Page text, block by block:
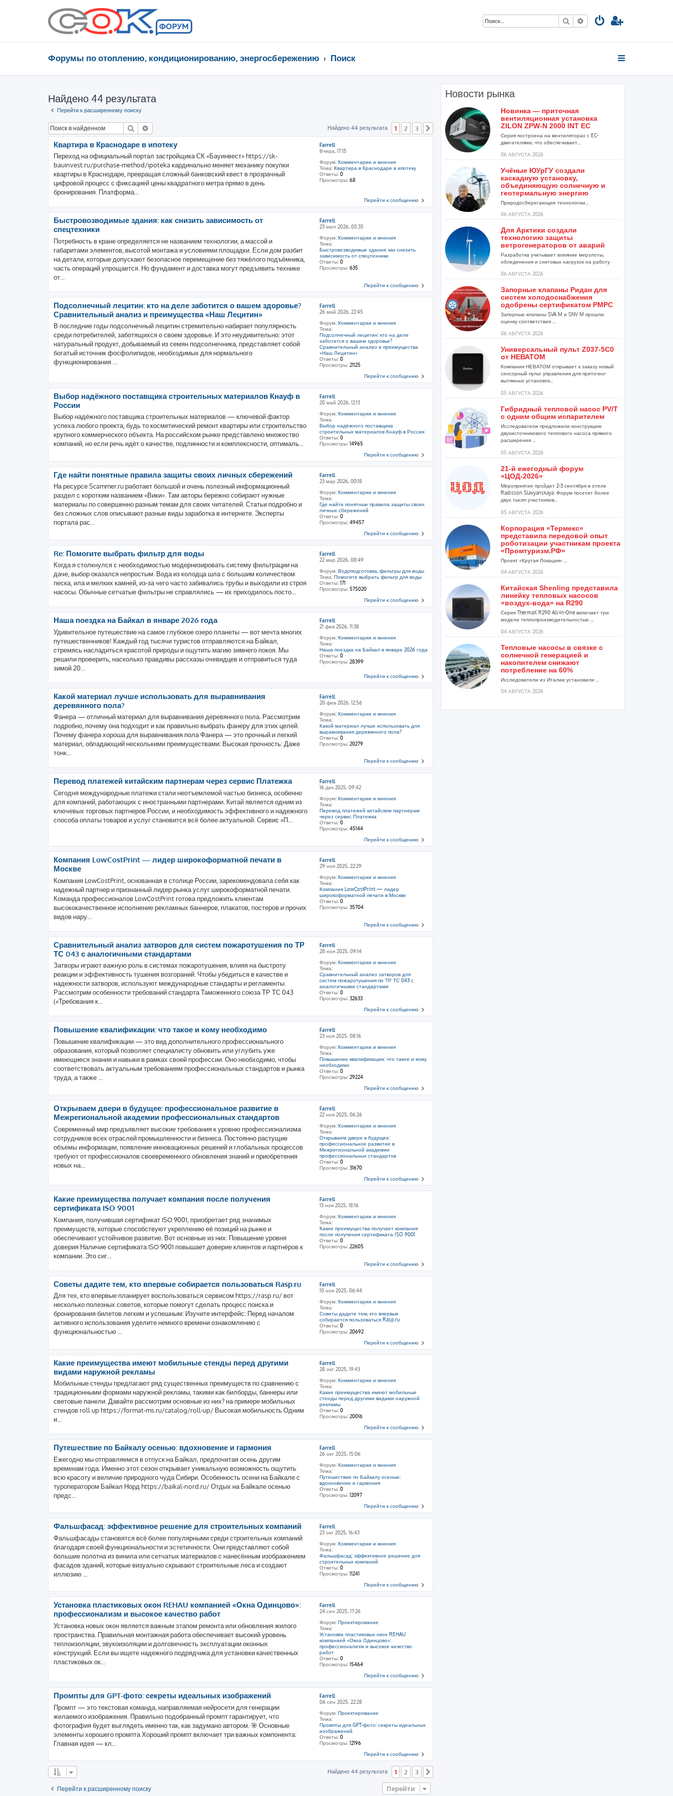
Поиск Расширенный поиск
Форумы по отоплению, кондиционированию, энергосбережению Поиск
Найдено 44 результата
Перейти к расширенному поиску
Поиск Найдено 44 результата 1 2 3 След.
Farrell
Вчера, 17:15
Форум: Комментарии и мнения
Тема: Квартира в Краснодаре в ипотеку
Ответы: 0
Просмотры: 68
Квартира в Краснодаре в ипотеку
Переход на официальный портал застройщика СК «Бауинвест» https://sk-
bauinvest.ru/purchase-method/ipoteka кардинально меняет механику покупки
квартиры в Краснодаре, превращая сложный банковский квест в прозрачный
цифровой процесс с фиксацией цены квадратного метра прямо в день
бронирования. Платформа...
Перейти к сообщению
Farrell
23 июл 2026, 05:35
Форум: Комментарии и мнения
Тема:
Быстровозводимые здания: как снизить
зависимость от спецтехники
Ответы: 0
Просмотры: 635
Быстровозводимые здания: как снизить зависимость от
спецтехники
Потребность в кране определяется не названием технологии, а массой и
габаритами элементов, высотой монтажа и условиями площадки. Если дом разбит
на детали, которые допускают безопасное перемещение без тяжёлого подъёмника,
часть операций упрощается. Но фундамент и доставка могут предъявить технике
от...
Перейти к сообщению
Farrell
26 май 2026, 22:45
Форум: Комментарии и мнения
Тема:
Подсолнечный лецитин: кто на деле
заботится о вашем здоровье?
Сравнительный анализ и преимущества
«Наш Лецитин»
Ответы: 0
Просмотры: 21125
Подсолнечный лецитин: кто на деле заботится о вашем здоровье?
Сравнительный анализ и преимущества «Наш Лецитин»
В последние годы подсолнечный лецитин стремительно набирает популярность
среди потребителей, заботящихся о своем здоровье. И это неудивительно: этот
натуральный продукт, добываемый из семян подсолнечника, представляет собой
богатый источник фосфолипидов, необходимых для нормального
функционирования ...
Перейти к сообщению
Farrell
20 май 2026, 12:13
Форум: Комментарии и мнения
Тема:
Выбор надёжного поставщика
строительных материалов Кнауф в России
Ответы: 0
Просмотры: 14965
Выбор надёжного поставщика строительных материалов Кнауф в
России
Выбор надёжного поставщика строительных материалов — ключевой фактор
успеха любого проекта, будь то косметический ремонт квартиры или строительство
крупного коммерческого объекта. На российском рынке представлено множество
компаний, но если речь идёт о качестве, подлинности и комплексности, оптималь...
Перейти к сообщению
Farrell
23 мар 2026, 00:18
Форум: Комментарии и мнения
Тема:
Где найти понятные правила защиты своих
личных сбережений
Ответы: 0
Просмотры: 49457
Где найти понятные правила защиты своих личных сбережений
На ресурсе Scammer.ru работает большой и очень полезный информационный
раздел с коротким названием «Вики». Там авторы бережно собирают нужные
материалы по совершенно разным темам для своих читателей. Статьи подробно и
без сложных слов описывают разные виды заработка в интернете. Эксперты
портала рас...
Перейти к сообщению
Farrell
22 мар 2026, 08:49
Форум: Водоподготовка, фильтры для воды
Тема: Помогите выбрать фильтр для воды
Ответы: 171
Просмотры: 575020
Re: Помогите выбрать фильтр для воды
Когда я столкнулся с необходимостью модернизировать систему фильтрации на
даче, выбор оказался непростым. Вода из колодца шла с большим количеством
песка, ила и мелких камней, из-за чего часто забивались трубы и выходили из строя
насосы. Обычные сетчатые фильтры не справлялись — их приходилось посто...
Перейти к сообщению
Farrell
21 фев 2026, 11:38
Форум: Комментарии и мнения
Тема:
Наша поездка на Байкал в январе 2026 года
Ответы: 0
Просмотры: 28399
Наша поездка на Байкал в январе 2026 года
Удивительное путешествие на самое глубокое озеро планеты — вот мечта многих
путешественников! Каждый год тысячи туристов отправляются на Байкал,
стремясь насладиться красотой природы и ощутить магию зимнего покоя. Мы
решили проверить, насколько правдивы рассказы очевидцев и отправиться туда
зимой 20...
Перейти к сообщению
Farrell
20 фев 2026, 12:56
Форум: Комментарии и мнения
Тема:
Какой материал лучше использовать для
выравнивания деревянного пола?
Ответы: 0
Просмотры: 20279
Какой материал лучше использовать для выравнивания
деревянного пола?
Фанера — отличный материал для выравнивания деревянного пола. Рассмотрим
подробно, почему она подходит и как правильно выбрать фанеру для этих целей.
Почему фанера хороша для выравнивания пола Фанера — это прочный и легкий
материал, обладающий несколькими преимуществами: Высокая прочность: Даже
тонк...
Перейти к сообщению
Farrell
16 дек 2025, 09:42
Форум: Комментарии и мнения
Тема:
Перевод платежей китайским партнерам
через сервис Платежка
Ответы: 0
Просмотры: 45144
Перевод платежей китайским партнерам через сервис Платежка
Сегодня международные платежи стали неотъемлемой частью бизнеса, особенно
для компаний, работающих с иностранными партнерами. Китай является одним из
ключевых торговых партнеров России, и необходимость эффективного и надежного
способа оплаты товаров и услуг становится всё более актуальной. Сервис «П...
Перейти к сообщению
Farrell
29 ноя 2025, 22:29
Форум: Комментарии и мнения
Тема:
Компания LowCostPrint — лидер
широкоформатной печати в Москве
Ответы: 0
Просмотры: 35704
Компания LowCostPrint — лидер широкоформатной печати в
Москве
Компания LowCostPrint, основанная в столице России, зарекомендовала себя как
надежный партнер и признанный лидер рынка услуг широкоформатной печати.
Команда профессионалов LowCostPrint готова предложить клиентам
высококачественное исполнение рекламных баннеров, плакатов, постеров и прочих
видов нару...
Перейти к сообщению
Farrell
28 ноя 2025, 09:14
Форум: Комментарии и мнения
Тема:
Сравнительный анализ затворов для
систем пожаротушения по ТР ТС 043 с
аналогичными стандартами
Ответы: 0
Просмотры: 32633
Сравнительный анализ затворов для систем пожаротушения по ТР
ТС 043 с аналогичными стандартами
Затворы играют важную роль в системах пожаротушения, влияя на быстроту
реакции и эффективность тушения возгораний. Чтобы убедиться в качестве и
надежности затворов, используют международные стандарты и регламенты.
Рассмотрим особенности требований стандарта Таможенного союза ТР ТС 043
(«Требования к...
Перейти к сообщению
Farrell
23 ноя 2025, 08:16
Форум: Комментарии и мнения
Тема:
Повышение квалификации: что такое и кому
необходимо
Ответы: 0
Просмотры: 29224
Повышение квалификации: что такое и кому необходимо
Повышение квалификации — это вид дополнительного профессионального
образования, который позволяет специалисту обновить или углубить уже
имеющиеся знания и навыки в рамках своей профессии. Оно необходимо, чтобы
соответствовать актуальным требованиям профессиональных стандартов и рынка
труда, а также ...
Перейти к сообщению
Farrell
22 ноя 2025, 06:26
Форум: Комментарии и мнения
Тема:
Открываем двери в будущее:
профессиональное развитие в
Межрегиональной академии
профессиональных стандартов
Ответы: 0
Просмотры: 31670
Открываем двери в будущее: профессиональное развитие в
Межрегиональной академии профессиональных стандартов
Современный мир предъявляет высокие требования к уровню профессионализма
сотрудников всех отраслей промышленности и бизнеса. Постоянно растущие
объемы информации, появление инновационных решений и глобальных процессов
требуют от профессионалов своевременного обновления знаний и приобретения
новых на...
Перейти к сообщению
Farrell
13 ноя 2025, 18:16
Форум: Комментарии и мнения
Тема:
Какие преимущества получает компания
после получения сертификата ISO 9001
Ответы: 0
Просмотры: 22605
Какие преимущества получает компания после получения
сертификата ISO 9001
Компания, получившая сертификат ISO 9001, приобретает ряд значимых
преимуществ, которые способствуют укреплению её позиций на рынке и
обеспечивают устойчивое развитие. Вот основные из них: Повышение уровня
доверия Наличие сертификата ISO 9001 повышает доверие клиентов и партнёров к
компании. Это сиг...
Перейти к сообщению
Farrell
10 ноя 2025, 06:44
Форум: Комментарии и мнения
Тема:
Советы дадите тем, кто впервые
собирается пользоваться Rasp.ru
Ответы: 0
Просмотры: 20692
Советы дадите тем, кто впервые собирается пользоваться Rasp.ru
Для тех, кто впервые планирует воспользоваться сервисом https://rasp.ru/ вот
несколько полезных советов, которые помогут сделать процесс поиска и
бронирования билетов легким и успешным: Изучите интерфейс: Перед началом
активного использования уделите немного времени ознакомлению с
функциональностью ...
Перейти к сообщению
Farrell
28 окт 2025, 19:43
Форум: Комментарии и мнения
Тема:
Какие преимущества имеют мобильные
стенды перед другими видами наружной
рекламы
Ответы: 0
Просмотры: 20016
Какие преимущества имеют мобильные стенды перед другими
видами наружной рекламы
Мобильные стенды предлагают ряд существенных преимуществ по сравнению с
традиционными формами наружной рекламы, такими как билборды, баннеры или
световые панели. Давайте рассмотрим основные из них? на примере мобильных
стендов roll up https://format-ms.ru/catalog/roll-up/ Высокая мобильность Одним
и...
Перейти к сообщению
Farrell
26 окт 2025, 15:06
Форум: Комментарии и мнения
Тема:
Путешествие по Байкалу осенью:
вдохновение и гармония
Ответы: 0
Просмотры: 12097
Путешествие по Байкалу осенью: вдохновение и гармония
Ежегодно мы отправляемся в отпуск на Байкал, предпочитая осень другим
временам года. Именно этот сезон открывает уникальную возможность ощутить
всю красоту и величие природного чуда Сибири. Особенность осени на Байкале с
туроператором Байкал Норд https://baikal-nord.ru/ Отдых на Байкале осенью
предс...
Перейти к сообщению
Farrell
23 окт 2025, 16:43
Форум: Комментарии и мнения
Тема:
Фальшфасад: эффективное решение для
строительных компаний
Ответы: 0
Просмотры: 11241
Фальшфасад: эффективное решение для строительных компаний
Фальшфасады становятся всё более популярными среди строительных компаний
благодаря своей функциональности и эстетичности. Они представляют собой
большие полотна из винила или сетчатых материалов с нанесённым изображением
фасадов зданий, которые визуально скрывают строительные леса и создают
иллюзию ...
Перейти к сообщению
Farrell
24 сен 2025, 17:26
Форум: Проектирование
Тема:
Установка пластиковых окон REHAU
компанией «Окна Одинцово»:
профессионализм и высокое качество
работ
Ответы: 0
Просмотры: 15464
Установка пластиковых окон REHAU компанией «Окна Одинцово»:
профессионализм и высокое качество работ
Установка новых окон является важным этапом ремонта или обновления жилого
пространства. Правильная монтажная работа обеспечивает высокий уровень
теплоизоляции, звукоизоляции и долговечность эксплуатации оконных
конструкций. Если вы ищете надежного подрядчика для установки качественных
пластиковых ок...
Перейти к сообщению
Farrell
06 сен 2025, 22:28
Форум: Проектирование
Тема:
Промпты для GPT-фото: секреты идеальных
изображений
Ответы: 0
Просмотры: 12196
Промпты для GPT-фото: секреты идеальных изображений
Промпт — это текстовая команда, направляемая нейросети для генерации
желаемого изображения. Правильно подобранный промпт гарантирует, что
фотография будет выглядеть именно так, как задумано автором. 🎯 Основные
элементы хорошего промпта Хороший промпт включает три важных компонента:
Главная идея — кл...
Перейти к сообщению
Найдено 44 результата 1 2 3
Перейти к расширенному поиску Перейти
Новости рынка
Новинка — приточная
вентиляционная установка
ZILON ZPW-N 2000 INT EC
Серия построена на вентиляторах с EC-
двигателями, что обеспечивает...
06 АВГУСТА 2026
Учёные ЮУрГУ создали
каскадную установку,
объединяющую солнечную и
геотермальную энергию
Природосберегающие технологии...
06 АВГУСТА 2026
Для Арктики создали
технологию защиты
ветрогенераторов от аварий
Разработка учитывает влияние мерзлоты,
обледенения и снеговых нагрузок на работу
06 АВГУСТА 2026
Запорные клапаны Ридан для
систем холодоснабжения
одобрены сертификатом РМРС
Запорные клапаны SVA M и SNV M прошли
оценку соответствия ...
06 АВГУСТА 2026
Универсальный пульт Z037-5C0
от НЕВАТОМ
Компания НЕВАТОМ открывает к заказу новый
сенсорный пульт управления для приточно-
вытяжных установок...
05 АВГУСТА 2026
Гибридный тепловой насос PV/T
с одним общим испарителем
Исследователи предложили конструкцию
двухисточникового теплового насоса прямого
расширения ...
05 АВГУСТА 2026
21-й ежегодный форум
«ЦОД-2026»
Мероприятие пройдет 2-3 сентября в отеле
Radisson Slavyanskaya. Форум посетит более
двух тысяч участников...
05 АВГУСТА 2026
Корпорация «Термекс»
представила передовой опыт
роботизации участникам проекта
«Промтуризм.РФ»
Проект «Крутая Локация» ...
04 АВГУСТА 2026
Китайская Shenling представила
линейку тепловых насосов
«воздух-вода» на R290
Серия ThermaX R290 All-In-One включает три
модели теплопроизводительностью ...
04 АВГУСТА 2026
Тепловые насосы в связке с
солнечной генерацией и
накопителем снижают
потребление на 60%
Исследователи из Италии установили ...
04 АВГУСТА 2026